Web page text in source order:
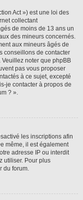
Act ») est une loi des
collectant
de moins de 13 ans un
des mineurs concernés.
aux mineurs âgés de
conseillons de contacter
noter que phpBB
pas vous proposer
à ce sujet, excepté
je contacter à propos de
? ».
les inscriptions afin
même, il est également
adresse IP ou interdit
utiliser. Pour plus
du forum.